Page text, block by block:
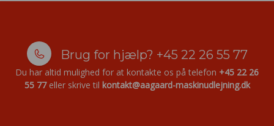
Brug for hjælp? +45 22 26 55 77
Du har altid mulighed for at kontakte os på telefon +45 22 26
55 77eller skrive til kontakt@aagaard-maskinudlejning.dk